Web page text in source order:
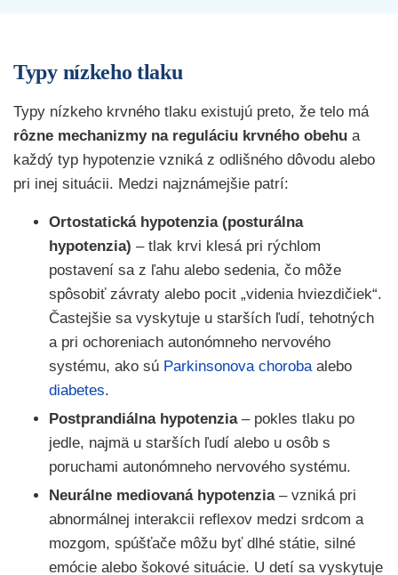
Typy nízkeho tlaku
Typy nízkeho krvného tlaku existujú preto, že telo má
rôzne mechanizmy na reguláciu krvného obehu a
každý typ hypotenzie vzniká z odlišného dôvodu alebo
pri inej situácii. Medzi najznámejšie patrí:
Ortostatická hypotenzia (posturálna
hypotenzia) – tlak krvi klesá pri rýchlom
postavení sa z ľahu alebo sedenia, čo môže
spôsobiť závraty alebo pocit „videnia hviezdičiek“.
Častejšie sa vyskytuje u starších ľudí, tehotných
a pri ochoreniach autonómneho nervového
systému, ako sú Parkinsonova chorobaalebo
diabetes.
Postprandiálna hypotenzia– pokles tlaku po
jedle, najmä u starších ľudí alebo u osôb s
poruchami autonómneho nervového systému.
Neurálne mediovaná hypotenzia– vzniká pri
abnormálnej interakcii reflexov medzi srdcom a
mozgom, spúšťače môžu byť dlhé státie, silné
emócie alebo šokové situácie. U detí sa vyskytuje